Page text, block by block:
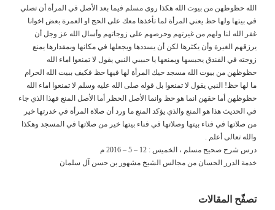
الله حظوظهن من بيوت الله هكذا روى مسلم فيما بعد الأصل في المرأة أن تصلي
في بيتها ولها حظ يعني المرأة لما تأخذها معك على الحج او العمرة بعض اخوانا
غفر الله لنا ولهم من غيرتهم وحرصهم على زوجاتهم وأسال الله عز وجل أن
يرزقهم الغيرة وأن يكثرها لكن أن يسددها ويجعلها في مكانها وبمقدارها يمنع
زوجته في الفندق يحبسها ويمنعها يا حبيبي النبي يقول لا تمنعوا اماء الله
حظوظهن من بيوت الله مسجد حيك المرأة لها فيها حظ فكيف ببيت الله الحرام
ما لها حظ! النبي يقول لا تمنعوا بل قوله صلى الله عليه وسلم لا تمنعوا اماء الله
حظوظهن أما حقهن انما هو حظ وانما الأصل الحظر أما الأصل المنع فهذا الذي جاء
في الحديث هذا هو المنع والذي يؤكد المنع ما ورد أن صلاة المرأة في خدرتها خير
من صلاتها في فناء بيتها وصلاتها في فناء بيتها خير من صلاتها في المسجد وهكذا
والله تعالى أعلم .
درس شرح صحيح مسلم ، الخميس : 12 – 5 – 2016 م
خدمة الدرر الحسان من مجالس الشيخ مشهور بن حسن آل سلمان
تصفّح المقالات